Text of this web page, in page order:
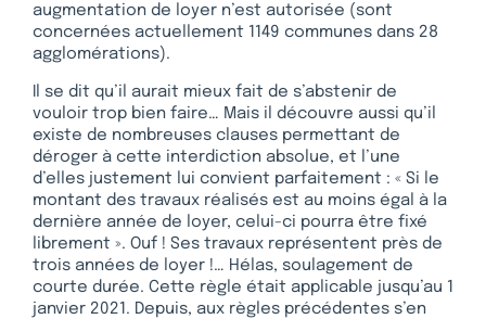
augmentation de loyer n’est autorisée (sont
concernées actuellement 1149 communes dans 28
agglomérations).
Il se dit qu’il aurait mieux fait de s’abstenir de
vouloir trop bien faire… Mais il découvre aussi qu’il
existe de nombreuses clauses permettant de
déroger à cette interdiction absolue, et l’une
d’elles justement lui convient parfaitement : « Si le
montant des travaux réalisés est au moins égal à la
dernière année de loyer, celui-ci pourra être fixé
librement ». Ouf ! Ses travaux représentent près de
trois années de loyer !… Hélas, soulagement de
courte durée. Cette règle était applicable jusqu’au 1
janvier 2021. Depuis, aux règles précédentes s’en